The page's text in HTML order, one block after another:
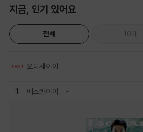
지금, 인기 있어요
전체 10대
HOT 오디세이아
1 에스콰이어